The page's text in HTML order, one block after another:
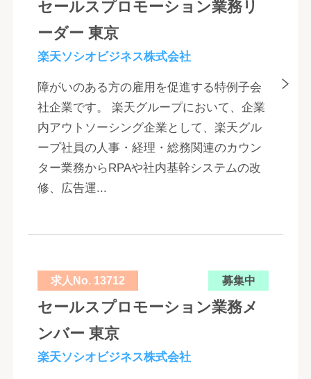
セールスプロモーション業務リ
ーダー 東京
楽天ソシオビジネス株式会社
障がいのある方の雇用を促進する特例子会
社企業です。 楽天グループにおいて、企業
内アウトソーシング企業として、楽天グル
ープ社員の人事・経理・総務関連のカウン
ター業務からRPAや社内基幹システムの改
修、広告運...
求人No. 13712 募集中
セールスプロモーション業務メ
ンバー 東京
楽天ソシオビジネス株式会社